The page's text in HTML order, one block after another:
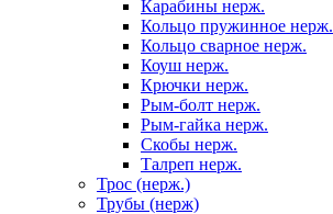
Карабины нерж.
Кольцо пружинное нерж.
Кольцо сварное нерж.
Коуш нерж.
Крючки нерж.
Рым-болт нерж.
Рым-гайка нерж.
Скобы нерж.
Талреп нерж.
Трос (нерж.)
Трубы (нерж)